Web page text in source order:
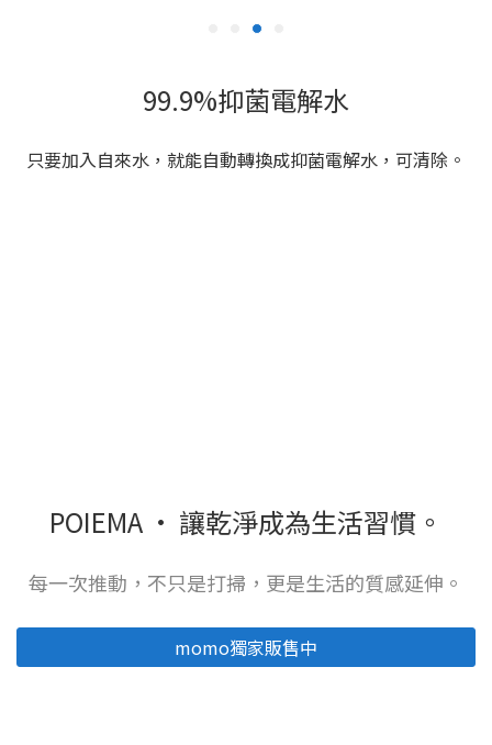
99.9%抑菌電解水
只要加入自來水，就能自動轉換成抑菌電解水，可清除。
POIEMA · 讓乾淨成為生活習慣。
每一次推動，不只是打掃，更是生活的質感延伸。
momo獨家販售中